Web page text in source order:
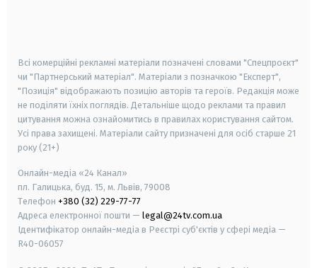
Всі комерційні рекламні матеріали позначені словами "Спецпроєкт"
чи "Партнерський матеріал". Матеріали з позначкою "Експерт",
"Позиція" відображають позицію авторів та героїв. Редакція може
не поділяти їхніх поглядів. Детальніше щодо реклами та правил
цитування можна ознайомитись в правилах користування сайтом.
Усі права захищені. Матеріали сайту призначені для осіб старше 21
року (21+)
Онлайн-медіа «24 Канал»
пл. Галицька, буд. 15, м. Львів, 79008
Телефон +380 (32) 229-77-77
Адреса електронної пошти — legal@24tv.com.ua
Ідентифікатор онлайн-медіа в Реєстрі суб'єктів у сфері медіа —
R40-06057